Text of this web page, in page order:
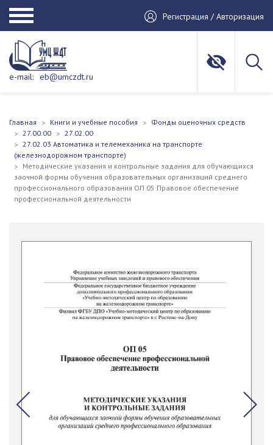
Регистрация / Авторизация
e-mail: eb@umczdt.ru
Главная Книги и учебные пособия
Фонды оценочных средств
27.00.00
27.02.00
27.02.03 Автоматика и телемеханика на транспорте
(железнодорожном транспорте)
Методические указания и контрольные задания для обучающихся
заочной формы обучения образовательных организаций среднего
профессионального образования ОП 05 Правовое обеспечение
профессиональной деятельности